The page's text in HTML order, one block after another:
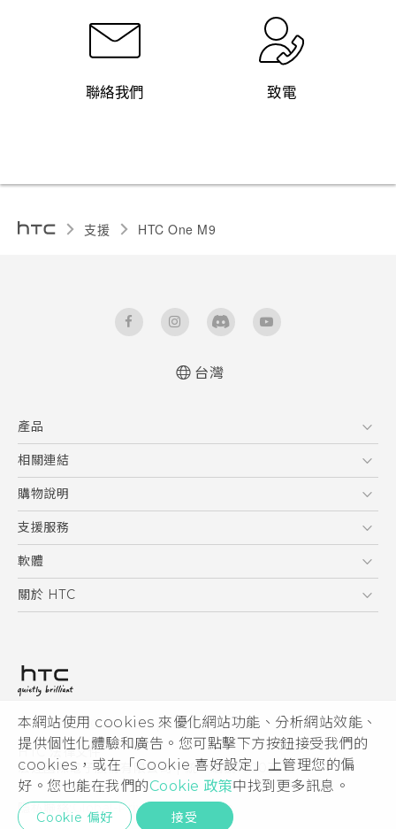
本網站使用 cookies 來優化網站功能、分析網站效能、
提供個性化體驗和廣告。您可點擊下方按鈕接受我們的
cookies，或在「Cookie 喜好設定」上管理您的偏
好。您也能在我們的Cookie 政策中找到更多訊息。
Cookie 偏好 接受
聯絡我們 致電
支援 HTC One M9‎
台灣
產品
5G
智慧型手機
配件
相關連結
HTC Research
購物說明
購物須知
訂單管理
付款方式
支援服務
到府收送維修服務
服務中心資訊
客戶服務佈告欄
軟體
應用程式
HTC Sync Manager
關於 HTC
投資人
隱私權政策
產品安全性
Cookie
Security and Privacy Whitepaper
© 2011-2026 HTC Corporation
HTC 法律文件
宏達國際電子股份有限公司 | 統一編號16003518
隱私聯絡:Global-Privacy@htc.com